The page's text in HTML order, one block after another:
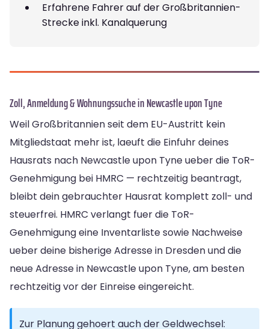
Erfahrene Fahrer auf der Großbritannien-
Strecke inkl. Kanalquerung
Zoll, Anmeldung & Wohnungssuche in Newcastle upon Tyne
Weil Großbritannien seit dem EU-Austritt kein
Mitgliedstaat mehr ist, laeuft die Einfuhr deines
Hausrats nach Newcastle upon Tyne ueber die ToR-
Genehmigung bei HMRC — rechtzeitig beantragt,
bleibt dein gebrauchter Hausrat komplett zoll- und
steuerfrei. HMRC verlangt fuer die ToR-
Genehmigung eine Inventarliste sowie Nachweise
ueber deine bisherige Adresse in Dresden und die
neue Adresse in Newcastle upon Tyne, am besten
rechtzeitig vor der Einreise eingereicht.
Zur Planung gehoert auch der Geldwechsel: